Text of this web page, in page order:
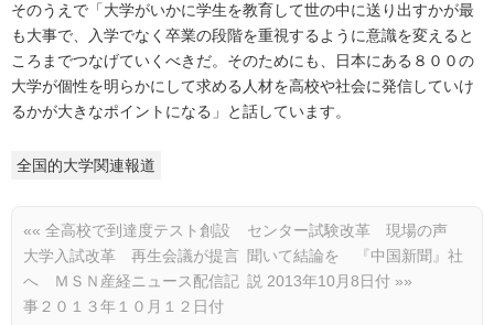
そのうえで「大学がいかに学生を教育して世の中に送り出すかが最
も大事で、入学でなく卒業の段階を重視するように意識を変えると
ころまでつなげていくべきだ。そのためにも、日本にある８００の
大学が個性を明らかにして求める人材を高校や社会に発信していけ
るかが大きなポイントになる」と話しています。
全国的大学関連報道
«« 全高校で到達度テスト創設
大学入試改革 再生会議が提言
へ ＭＳＮ産経ニュース配信記
事２０１３年１０月１２日付
センター試験改革 現場の声
聞いて結論を 『中国新聞』社
説 2013年10月8日付 »»